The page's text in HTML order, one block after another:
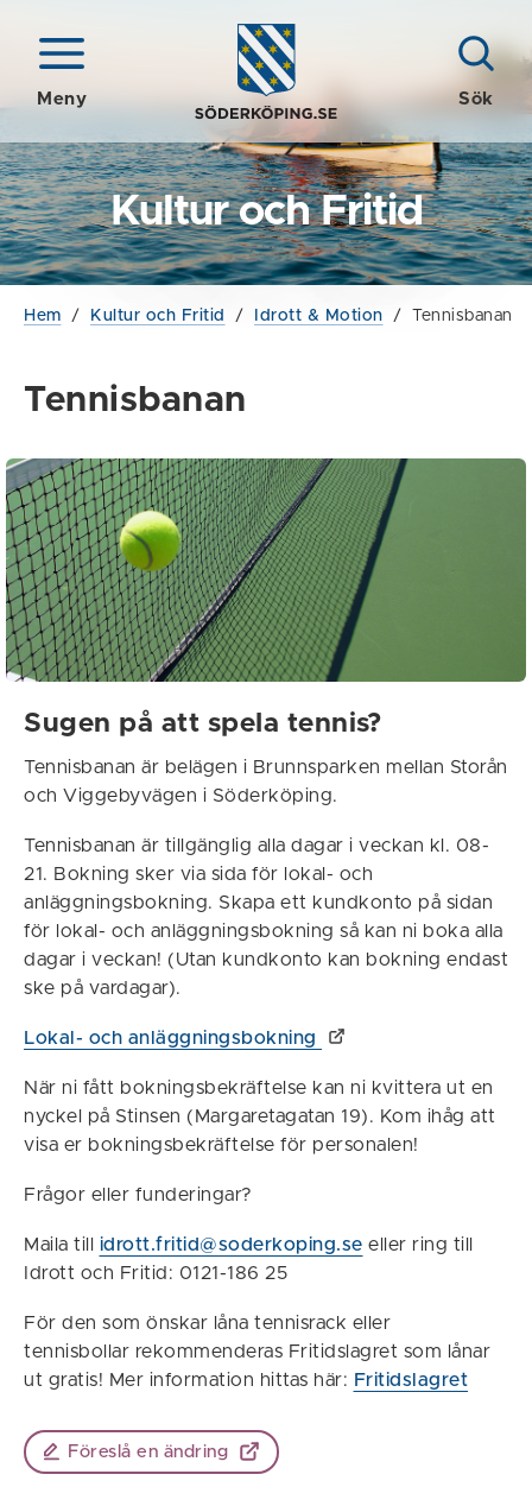
Meny Sök
Kultur och Fritid
Hem / Kultur och Fritid / Idrott & Motion / Tennisbanan
Tennisbanan
Sugen på att spela tennis?
Tennisbanan är belägen i Brunnsparken mellan Storån
och Viggebyvägen i Söderköping.
Tennisbanan är tillgänglig alla dagar i veckan kl. 08-
21. Bokning sker via sida för lokal- och
anläggningsbokning. Skapa ett kundkonto på sidan
för lokal- och anläggningsbokning så kan ni boka alla
dagar i veckan! (Utan kundkonto kan bokning endast
ske på vardagar).
Lokal- och anläggningsbokning
När ni fått bokningsbekräftelse kan ni kvittera ut en
nyckel på Stinsen (Margaretagatan 19). Kom ihåg att
visa er bokningsbekräftelse för personalen!
Frågor eller funderingar?
Maila till idrott.fritid@soderkoping.se eller ring till
Idrott och Fritid: 0121-186 25
För den som önskar låna tennisrack eller
tennisbollar rekommenderas Fritidslagret som lånar
ut gratis! Mer information hittas här: Fritidslagret
Föreslå en ändring